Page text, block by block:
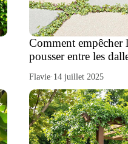
Comment empêcher
pousser entre les
Flavie· 14 juillet 2025